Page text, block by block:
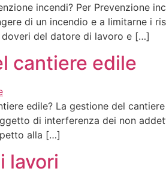
incendi? Per Prevenzione
di un incendio e a limitarne i
del datore di lavoro e […]
cantiere edile
edile? La gestione del
di interferenza dei non
alla […]
lavori